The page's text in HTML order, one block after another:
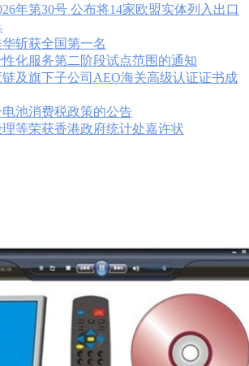
年第30号 公布将14家欧盟实体列入出口
斩获全国第一名
化服务第二阶段试点范围的通知
及旗下子公司AEO海关高级认证证书成
池消费税政策的公告
等荣获香港政府统计处嘉许状